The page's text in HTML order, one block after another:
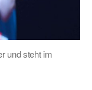
und steht im